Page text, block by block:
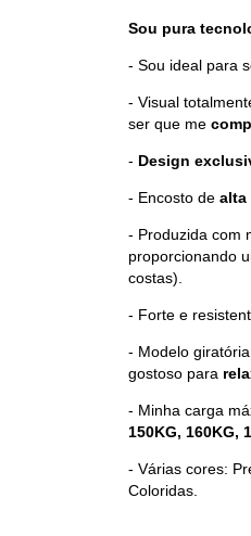
Sou pura
- Sou ideal para
- Visual
ser que me
- Design
- Encosto de alta
- Produzida com
proporcionando
costas).
- Forte e
- Modelo
gostoso para
- Minha carga
150KG, 160KG,
- Várias cores:
Coloridas.